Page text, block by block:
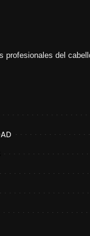
profesionales del